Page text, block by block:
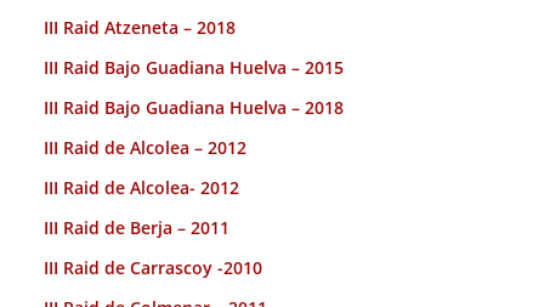
III Raid Atzeneta – 2018
III Raid Bajo Guadiana Huelva – 2015
III Raid Bajo Guadiana Huelva – 2018
III Raid de Alcolea – 2012
III Raid de Alcolea- 2012
III Raid de Berja – 2011
III Raid de Carrascoy -2010